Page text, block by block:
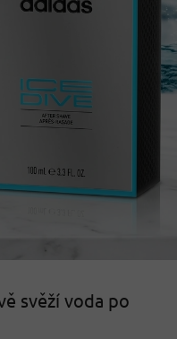
svěží voda po